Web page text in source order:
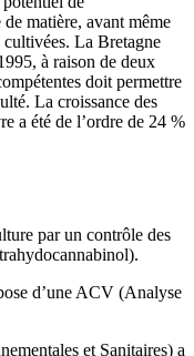
matière, avant même
cultivées. La Bretagne
à raison de deux
doit permettre
La croissance des
a été de l’ordre de 24 %
par un contrôle des
d’une ACV (Analyse
et Sanitaires) a